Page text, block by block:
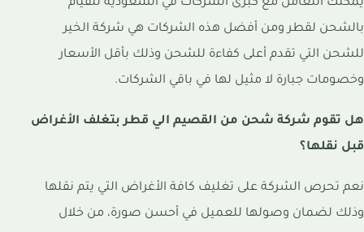
يمكنك التعامل مع كبرى الشركات في السعودية للقيام
بالشحن لقطر ومن أفضل هذه الشركات هي شركة الخير
للشحن التي تقدم أعلى كفاءة للشحن وذلك بأقل الأسعار
وخصومات جبارة لا مثيل لها في باقي الشركات.
هل تقوم شركة شحن من القصيم الي قطر بتغلف الأغراض
قبل نقلها؟
نعم تحرص الشركة على تغليف كافة الأغراض التي يتم نقلها
وذلك لضمان وصولها للعميل في أحسن صورة، من خلال